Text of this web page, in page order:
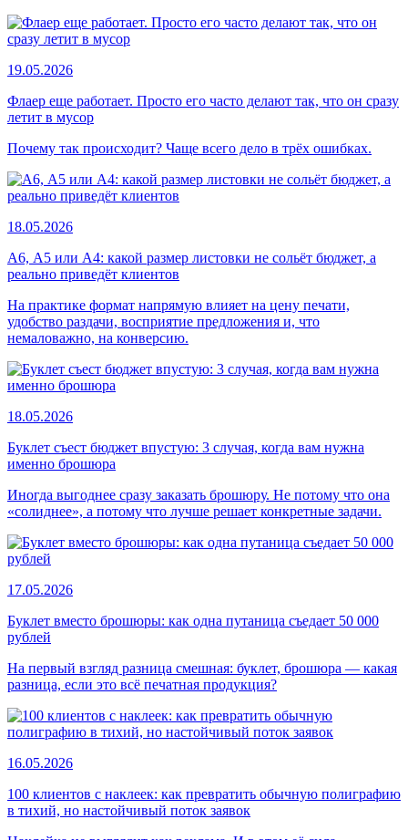
19.05.2026
Флаер еще работает. Просто его часто делают так, что он сразу
летит в мусор
Почему так происходит? Чаще всего дело в трёх ошибках.
18.05.2026
А6, А5 или А4: какой размер листовки не сольёт бюджет, а
реально приведёт клиентов
На практике формат напрямую влияет на цену печати,
удобство раздачи, восприятие предложения и, что
немаловажно, на конверсию.
18.05.2026
Буклет съест бюджет впустую: 3 случая, когда вам нужна
именно брошюра
Иногда выгоднее сразу заказать брошюру. Не потому что она
«солиднее», а потому что лучше решает конкретные задачи.
17.05.2026
Буклет вместо брошюры: как одна путаница съедает 50 000
рублей
На первый взгляд разница смешная: буклет, брошюра — какая
разница, если это всё печатная продукция?
16.05.2026
100 клиентов с наклеек: как превратить обычную полиграфию
в тихий, но настойчивый поток заявок